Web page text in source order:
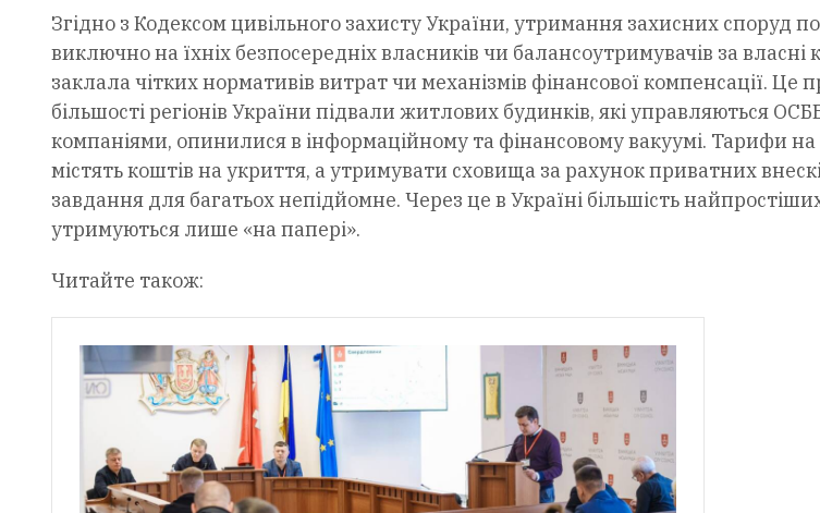
Згідно з Кодексом цивільного захисту України, утримання захисних споруд
виключно на їхніх безпосередніх власників чи балансоутримувачів за
заклала чітких нормативів витрат чи механізмів фінансової компенсації. Це
більшості регіонів України підвали житлових будинків, які управляються
компаніями, опинилися в інформаційному та фінансовому вакуумі. Тарифи
містять коштів на укриття, а утримувати сховища за рахунок приватних
завдання для багатьох непідйомне. Через це в Україні більшість
утримуються лише «на папері».
Читайте також: